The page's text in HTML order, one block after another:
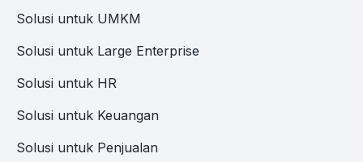
Solusi untuk UMKM
Solusi untuk Large Enterprise
Solusi untuk HR
Solusi untuk Keuangan
Solusi untuk Penjualan